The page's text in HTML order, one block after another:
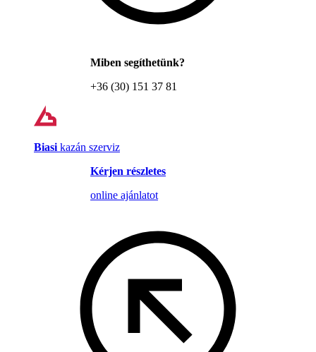
Miben segíthetünk?
+36 (30) 151 37 81
Biasi kazán szerviz
Kérjen részletes
online ajánlatot